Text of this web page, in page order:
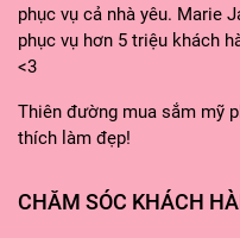
phục vụ cả nhà yêu. Marie
phục vụ hơn 5 triệu khách
<3
Thiên đường mua sắm mỹ
thích làm đẹp!
CHĂM SÓC KHÁCH